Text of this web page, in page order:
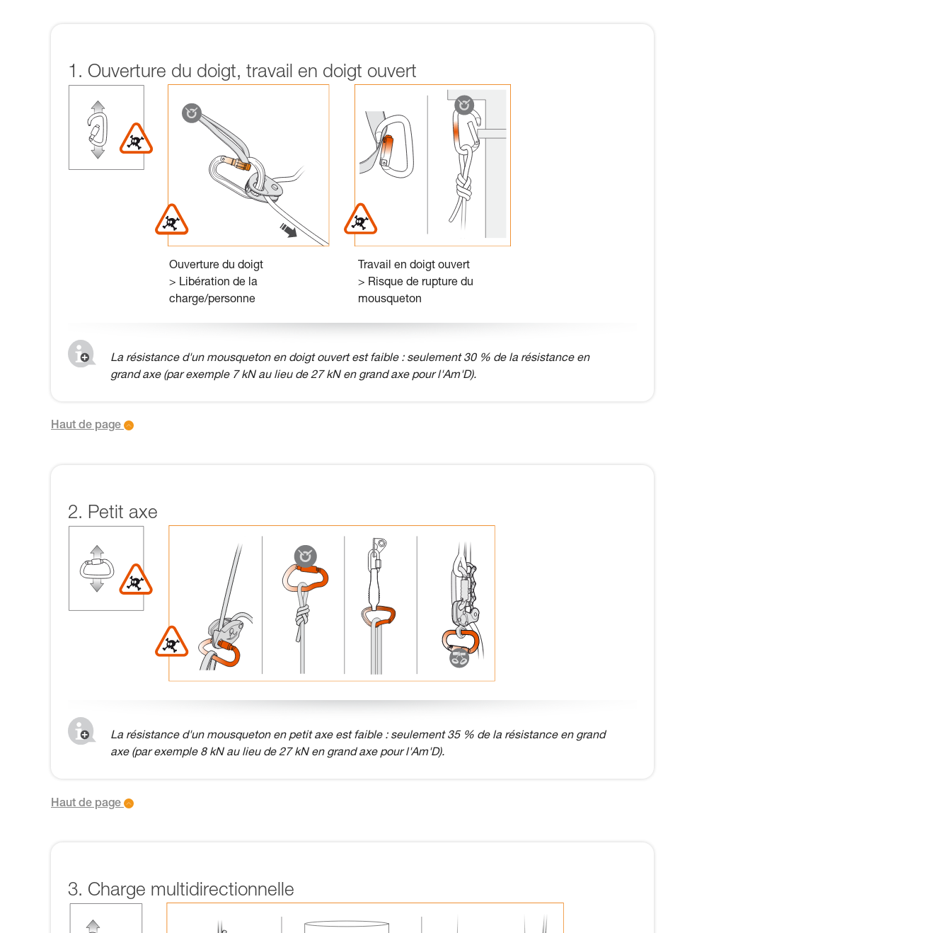
1. Ouverture du doigt, travail en doigt ouvert
Ouverture du doigt
> Libération de la
charge/personne
Travail en doigt ouvert
> Risque de rupture du
mousqueton
La résistance d'un mousqueton en doigt ouvert est faible : seulement 30 % de la résistance en
grand axe (par exemple 7 kN au lieu de 27 kN en grand axe pour l'Am'D).
Haut de page
2. Petit axe
La résistance d'un mousqueton en petit axe est faible : seulement 35 % de la résistance en grand
axe (par exemple 8 kN au lieu de 27 kN en grand axe pour l'Am'D).
Haut de page
3. Charge multidirectionnelle